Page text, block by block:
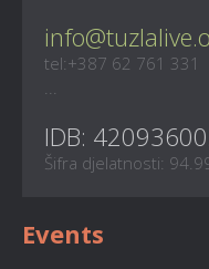
tel:+387 62 761 331
IDB:
Šifra djelatnosti:
Events